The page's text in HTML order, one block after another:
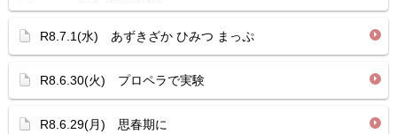
R8.7.1(水) あずきざか ひみつ まっぷ
R8.6.30(火) プロペラで実験
R8.6.29(月) 思春期に